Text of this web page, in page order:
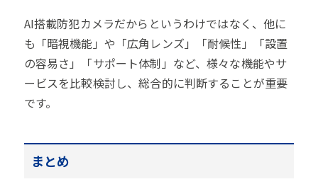
AI搭載防犯カメラだからというわけではなく、他に
も「暗視機能」や「広角レンズ」「耐候性」「設置
の容易さ」「サポート体制」など、様々な機能やサ
ービスを比較検討し、総合的に判断することが重要
です。
まとめ